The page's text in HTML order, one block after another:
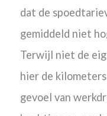
dat de
gemiddeld niet
Terwijl niet de
hier de
gevoel van